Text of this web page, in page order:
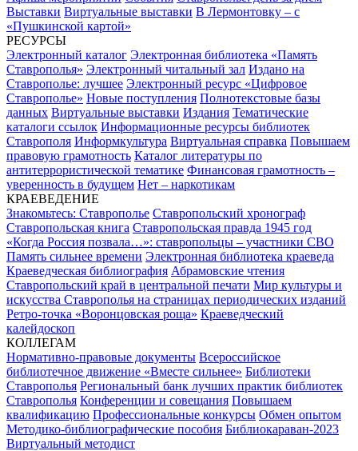
Выставки Виртуальные выставки В Лермонтовку – с
«Пушкинской картой»
РЕСУРСЫ
Электронный каталог Электронная библиотека «Память
Ставрополья» Электронный читальный зал Издано на
Ставрополье: лучшее Электронный ресурс «Цифровое
Ставрополье» Новые поступления Полнотекстовые базы
данных Виртуальные выставки Издания Тематические
каталоги ссылок Информационные ресурсы библиотек
Ставрополя Информкультура Виртуальная справка Повышаем
правовую грамотность Каталог литературы по
антитеррористической тематике Финансовая грамотность –
уверенность в будущем Нет – наркотикам
КРАЕВЕДЕНИЕ
Знакомьтесь: Ставрополье Ставропольский хронограф
Ставропольская книга Ставропольская правда 1945 год
«Когда Россия позвала…»: ставропольцы – участники СВО
Память сильнее времени Электронная библиотека краеведа
Краеведческая библиография Абрамовские чтения
Ставропольский край в центральной печати Мир культуры и
искусства Ставрополья на страницах периодических изданий
Ретро-точка «Воронцовская роща» Краеведческий
калейдоскоп
КОЛЛЕГАМ
Нормативно-правовые документы Всероссийское
библиотечное движение «Вместе сильнее» Библиотеки
Ставрополья Региональный банк лучших практик библиотек
Ставрополья Конференции и совещания Повышаем
квалификацию Профессиональные конкурсы Обмен опытом
Методико-библиографические пособия Библиокараван-2023
Виртуальный методист